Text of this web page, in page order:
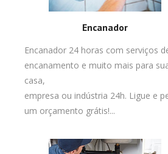
Encanador
Encanador 24 horas com serviços
encanamento e muito mais para
casa,
empresa ou indústria 24h. Ligue e
um orçamento grátis!...